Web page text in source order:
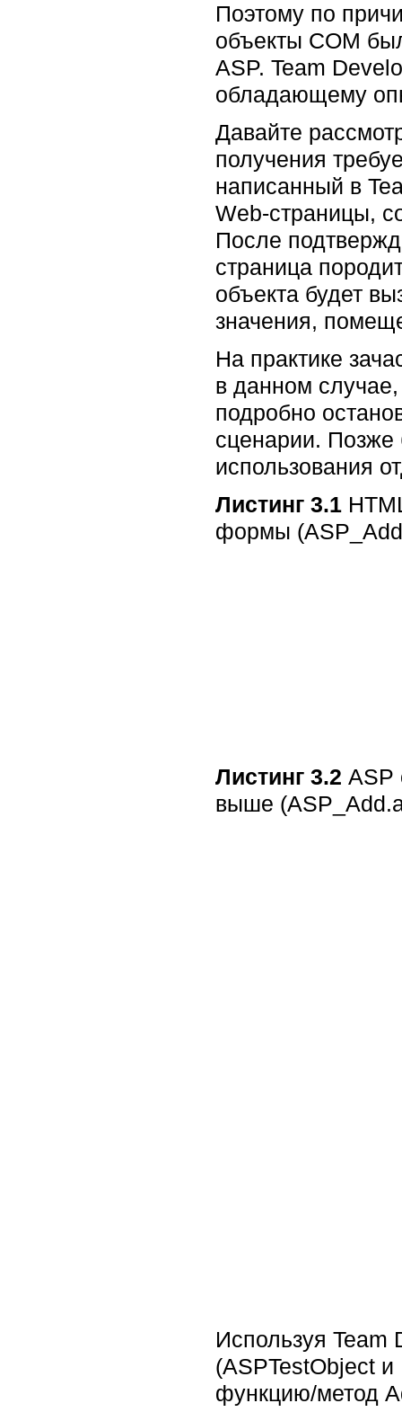
Поэтому по
объекты COM
ASP. Team
обладающему
Давайте
получения
написанный в
Web-страницы,
После
страница
объекта будет
значения,
На практике
в данном
подробно
сценарии. Позже
использования
Листинг 3.1
формы
Листинг 3.2 ASP
выше
Используя
(ASPTestObject
функцию/метод